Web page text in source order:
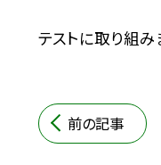
テストに取り組み
前の記事